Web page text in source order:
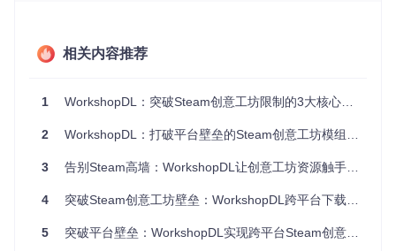
Linux用户的兼容性难题
要么没有Linux版本，要么依赖复杂的 Wine 配置。"一位Linux
图1：WorkshopDL品牌标识 - 专为跨平台Steam创意工坊资源
下载设计的开源工具
技术解构：三大创新如何破解行业难题
相关内容推荐
1 WorkshopDL：突破Steam创意工坊限制的3大核心技术与全场景应用指南
2 WorkshopDL：打破平台壁垒的Steam创意工坊模组下载神器
3 告别Steam高墙：WorkshopDL让创意工坊资源触手可及的实用指南
4 突破Steam创意工坊壁垒：WorkshopDL跨平台下载解决方案无缝获取游戏模组全攻略
5 突破平台壁垒：WorkshopDL实现跨平台Steam创意工坊资源自由